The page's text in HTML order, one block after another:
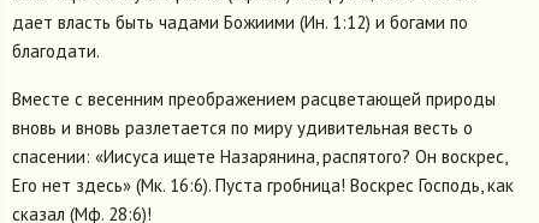
дает власть быть чадами Божиими (Ин. 1:12) и богами по
благодати.
Вместе с весенним преображением расцветающей природы
вновь и вновь разлетается по миру удивительная весть о
спасении: «Иисуса ищете Назарянина, распятого? Он воскрес,
Его нет здесь» (Мк. 16:6). Пуста гробница! Воскрес Господь, как
сказал (Мф. 28:6)!